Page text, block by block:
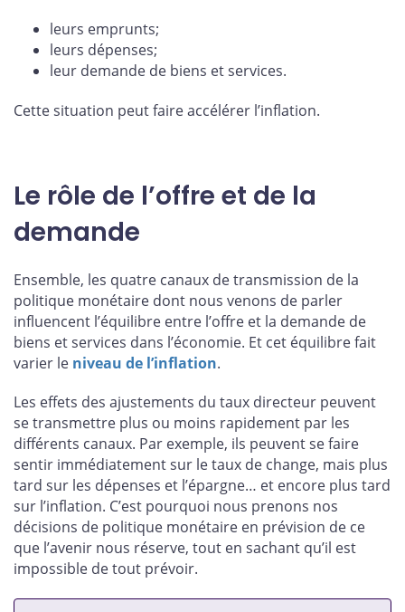
leurs emprunts;
leurs dépenses;
leur demande de biens et services.
Cette situation peut faire accélérer l’inflation.
Le rôle de l’offre et de la
demande
Ensemble, les quatre canaux de transmission de la
politique monétaire dont nous venons de parler
influencent l’équilibre entre l’offre et la demande de
biens et services dans l’économie. Et cet équilibre fait
varier le niveau de l’inflation.
Les effets des ajustements du taux directeur peuvent
se transmettre plus ou moins rapidement par les
différents canaux. Par exemple, ils peuvent se faire
sentir immédiatement sur le taux de change, mais plus
tard sur les dépenses et l’épargne… et encore plus tard
sur l’inflation. C’est pourquoi nous prenons nos
décisions de politique monétaire en prévision de ce
que l’avenir nous réserve, tout en sachant qu’il est
impossible de tout prévoir.